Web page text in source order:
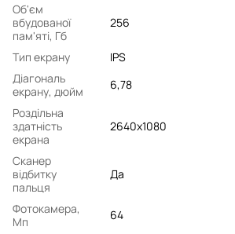
Об'єм
вбудованої
пам'яті, Гб
256
Тип екрану
IPS
Діагональ
екрану, дюйм
6,78
Роздільна
здатність
екрана
2640x1080
Сканер
відбитку
пальця
Да
Фотокамера,
Мп
64